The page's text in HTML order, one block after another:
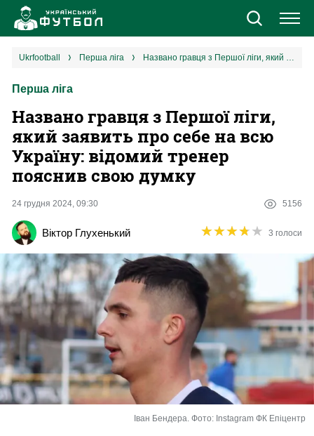
Новини
Єврокубки
УПЛ
Різне
Букмекери
Казино
ukrfootball перша ліга Названо гравця з Першої ліги, який заявить про себе на всю Україну: відомий тренер пояснив свою думку
Перша ліга
Названо гравця з Першої ліги,
який заявить про себе на всю
Україну: відомий тренер
пояснив свою думку
24 грудня 2024, 09:30 5156
Віктор Глухенький ★★★★★
★★★★★ 3 голоси
Іван Бендера. Фото: Instagram ФК Епіцентр